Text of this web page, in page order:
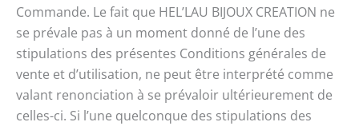
Commande. Le fait que HEL’LAU BIJOUX CREATION ne
se prévale pas à un moment donné de l’une des
stipulations des présentes Conditions générales de
vente et d’utilisation, ne peut être interprété comme
valant renonciation à se prévaloir ultérieurement de
celles-ci. Si l’une quelconque des stipulations des